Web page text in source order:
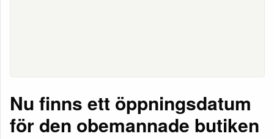
Nu finns ett öppningsdatum
för den obemannade butiken